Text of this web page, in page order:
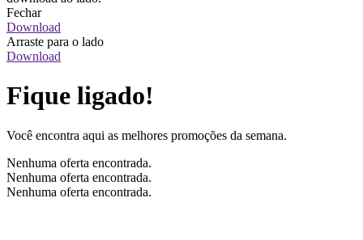
Fechar
Download
Arraste para o lado
Download
Fique ligado!
Você encontra aqui as melhores promoções da semana.
Nenhuma oferta encontrada.
Nenhuma oferta encontrada.
Nenhuma oferta encontrada.